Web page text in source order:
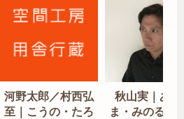
河野太郎／村西弘
至｜こうの・たろ
秋山実｜あき
ま・みのる｜